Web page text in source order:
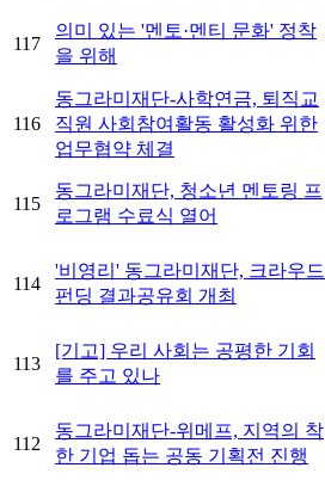
117
의미 있는 '멘토·멘티 문화' 정착
을 위해
116
동그라미재단-사학연금, 퇴직교
직원 사회참여활동 활성화 위한
업무협약 체결
115
동그라미재단, 청소년 멘토링 프
로그램 수료식 열어
114
'비영리' 동그라미재단, 크라우드
펀딩 결과공유회 개최
113
[기고] 우리 사회는 공평한 기회
를 주고 있나
112
동그라미재단-위메프, 지역의 착
한 기업 돕는 공동 기획전 진행